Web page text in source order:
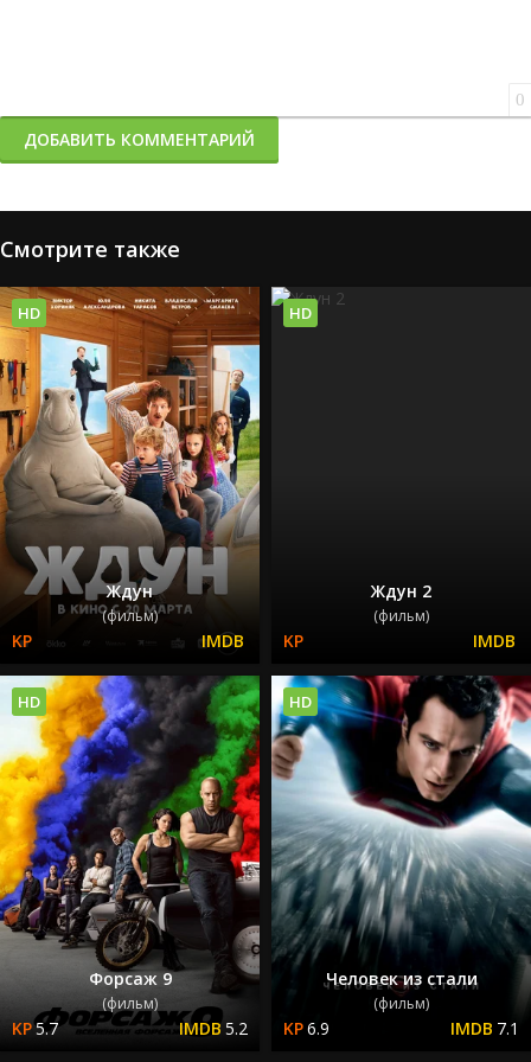
0
ДОБАВИТЬ КОММЕНТАРИЙ
Смотрите также
Ждун
(фильм)
HD
Ждун 2
(фильм)
HD
Форсаж 9
(фильм)
5.7 5.2
HD
Человек из стали
(фильм)
6.9 7.1
HD